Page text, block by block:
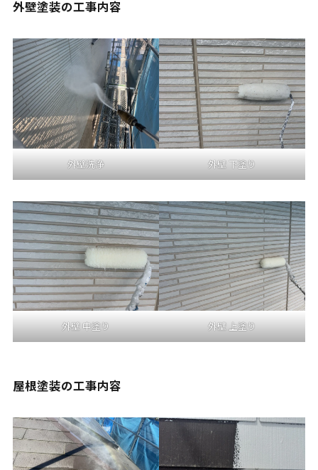
外壁塗装の工事内容
外壁洗浄 外壁 下塗り
外壁 中塗り 外壁 上塗り
屋根塗装の工事内容